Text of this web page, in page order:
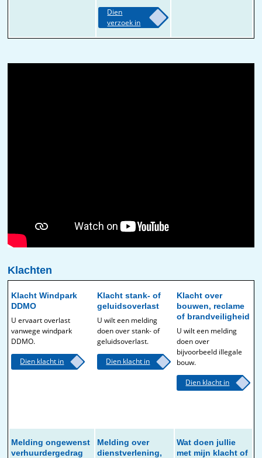
Dien
verzoek in
Klachten
Klacht Windpark
DDMO
U ervaart overlast
vanwege windpark
DDMO.
Dien klacht in
Klacht stank- of
geluidsoverlast
U wilt een melding
doen over stank- of
geluidsoverlast.
Dien klacht in
Klacht over
bouwen, reclame
of brandveiligheid
U wilt een melding
doen over
bijvoorbeeld illegale
bouw.
Dien klacht in
Melding ongewenst
verhuurdergedrag
Melding over
dienstverlening,
Wat doen jullie
met mijn klacht of